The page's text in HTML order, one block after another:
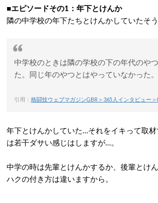
■エピソードその1：年下とけんか
隣の中学校の年下たちとけんかしていたそう
中学校のときは隣の学校の下の年代のや
た。同じ年のやつとはやっていなかった。
引用： 格闘技ウェブマガジンGBR＞365人インタビュー
年下とけんかしていた…それをイキって取
は若干ダサい感じはしますが…。
中学の時は先輩とけんかするか、後輩とけ
ハクの付き方は違いますから。